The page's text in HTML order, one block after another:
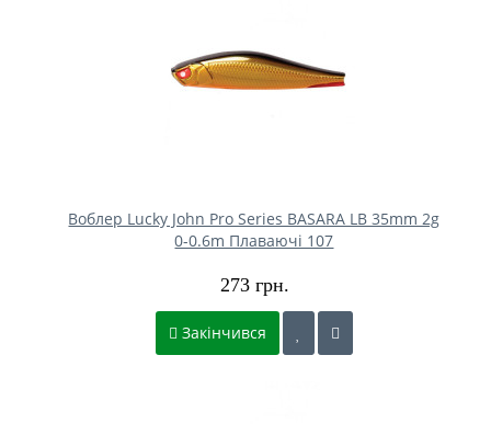
Воблер Lucky John Pro Series BASARA LB 35mm 2g
0-0.6m Плаваючі 107
273 грн.
Закінчився